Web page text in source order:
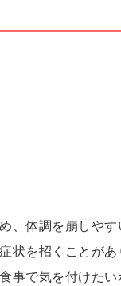
、体調を崩しや
状を招くことがあ
事で気を付けた